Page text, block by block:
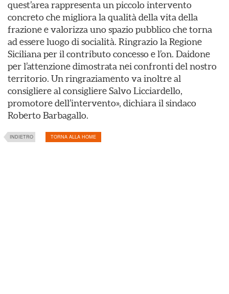
quest’area rappresenta un piccolo intervento
concreto che migliora la qualità della vita della
frazione e valorizza uno spazio pubblico che torna
ad essere luogo di socialità. Ringrazio la Regione
Siciliana per il contributo concesso e l’on. Daidone
per l’attenzione dimostrata nei confronti del nostro
territorio. Un ringraziamento va inoltre al
consigliere al consigliere Salvo Licciardello,
promotore dell’intervento», dichiara il sindaco
Roberto Barbagallo.
INDIETRO TORNA ALLA HOME